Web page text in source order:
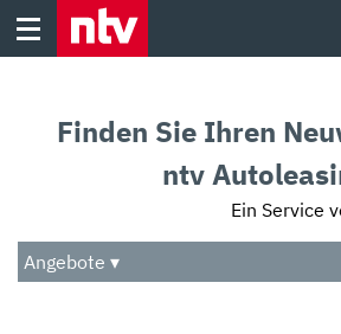
Skip
Audio
Das Beste
Finden Sie Ihren
ntv
Ein Service
Angebote ▾